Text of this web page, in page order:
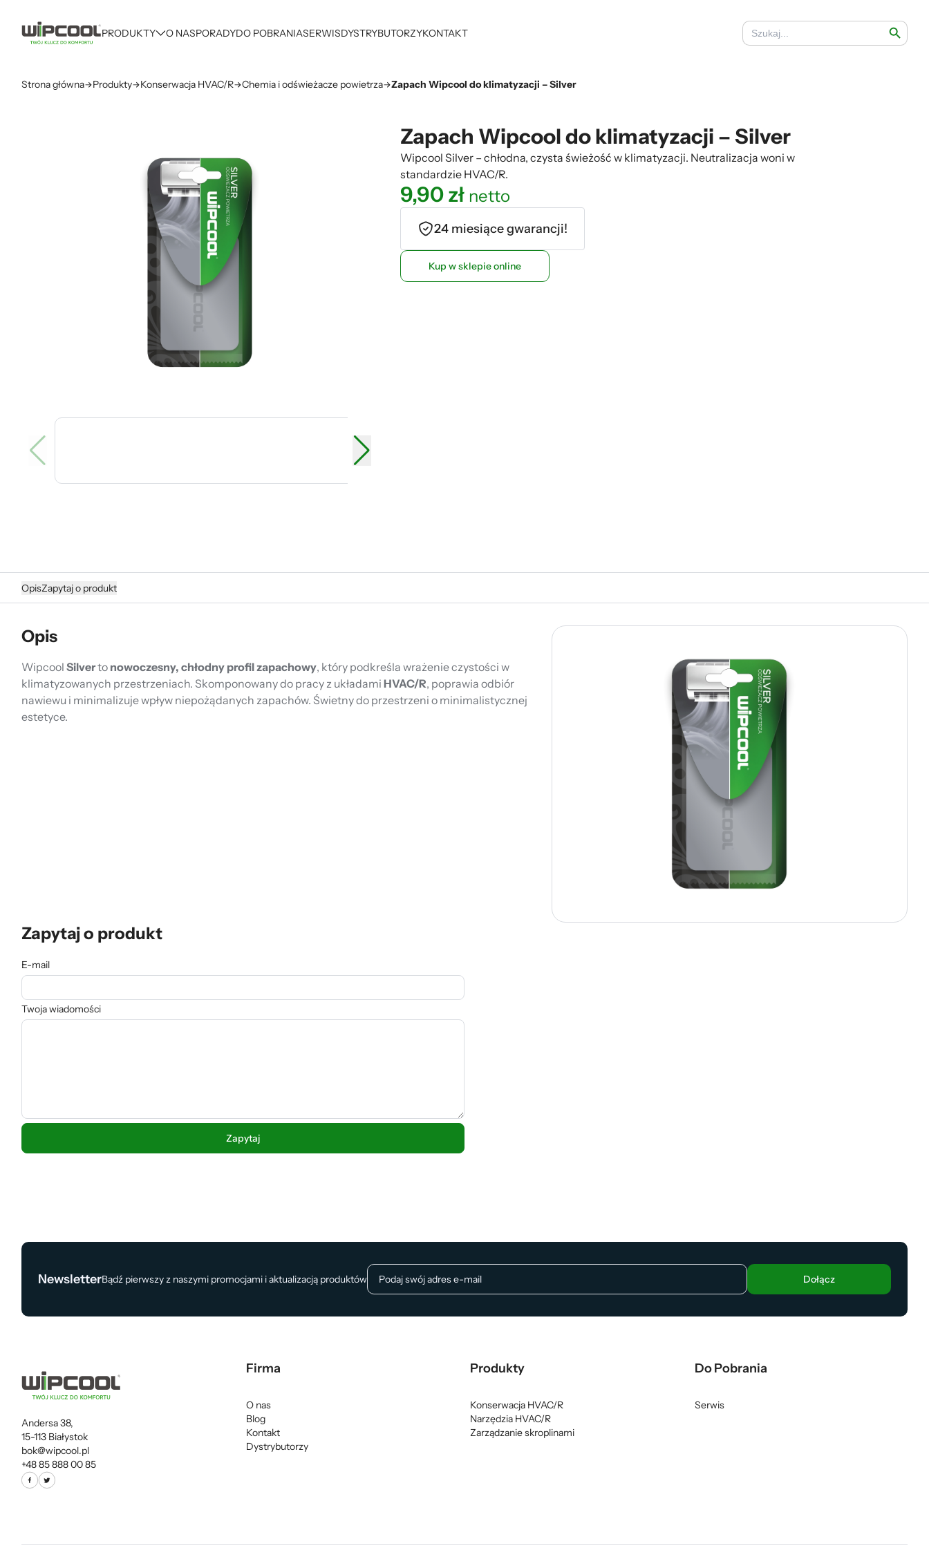
PRODUKTY O NASPORADYDO POBRANIASERWISDYSTRYBUTORZYKONTAKT
Search
for:
Search Button
Strona główna Produkty Konserwacja HVAC/R Chemia i odświeżacze powietrza Zapach Wipcool do klimatyzacji – Silver
Zapach Wipcool do klimatyzacji – Silver
Wipcool Silver – chłodna, czysta świeżość w klimatyzacji. Neutralizacja woni w
standardzie HVAC/R.
9,90zł netto
24 miesiące gwarancji!
Kup w sklepie online
OpisZapytaj o produkt
Opis
Wipcool Silverto nowoczesny, chłodny profil zapachowy, który podkreśla wrażenie czystości w
klimatyzowanych przestrzeniach. Skomponowany do pracy z układami HVAC/R, poprawia odbiór
nawiewu i minimalizuje wpływ niepożądanych zapachów. Świetny do przestrzeni o minimalistycznej
estetyce.
Zapytaj o produkt
E-mail
Twoja wiadomości
NewsletterBądź pierwszy z naszymi promocjami i aktualizacją produktów Dołącz
Andersa 38,
15-113 Białystok
bok@wipcool.pl
+48 85 888 00 85
Firma
O nas
Blog
Kontakt
Dystrybutorzy
Produkty
Konserwacja HVAC/R
Narzędzia HVAC/R
Zarządzanie skroplinami
Do Pobrania
Serwis